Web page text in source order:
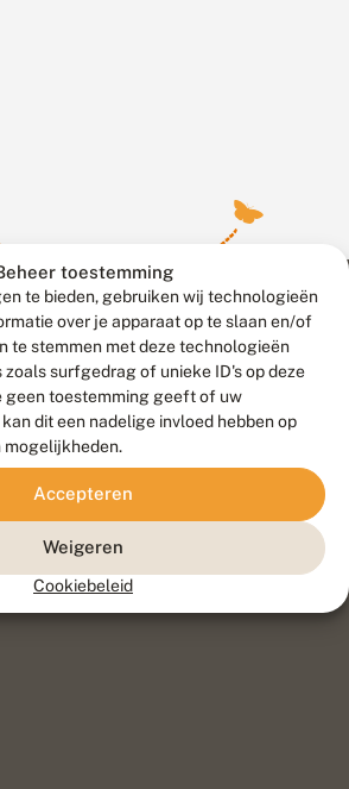
toestemming
te bieden, gebruiken wij technologieën
over je apparaat op te slaan en/of
te stemmen met deze technologieën
surfgedrag of unieke ID's op deze
geen toestemming geeft of uw
dit een nadelige invloed hebben op
mogelijkheden.
Accepteren
Weigeren
Cookiebeleid
© 2026 Vlinderstichting
door
Go2People
, ontworpen door
Blue Field Agency
Privacy
Disclaimer
Sitemap